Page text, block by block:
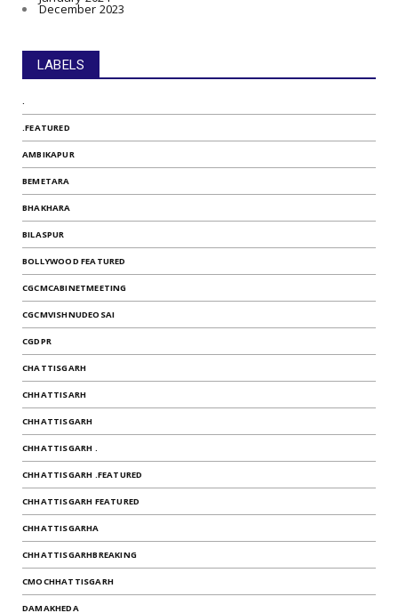
December 2023
LABELS
.
.FEATURED
AMBIKAPUR
BEMETARA
BHAKHARA
BILASPUR
BOLLYWOOD FEATURED
CGCMCABINETMEETING
CGCMVISHNUDEOSAI
CGDPR
CHATTISGARH
CHHATTISARH
CHHATTISGARH
CHHATTISGARH .
CHHATTISGARH .FEATURED
CHHATTISGARH FEATURED
CHHATTISGARHA
CHHATTISGARHBREAKING
CMOCHHATTISGARH
DAMAKHEDA